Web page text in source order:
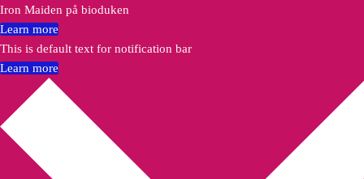
Iron Maiden på bioduken
Learn more
This is default text for notification bar
Learn more